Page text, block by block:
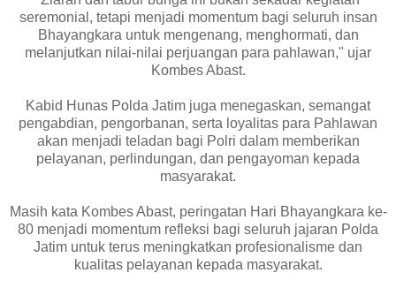
seremonial, tetapi menjadi momentum bagi seluruh insan
Bhayangkara untuk mengenang, menghormati, dan
melanjutkan nilai-nilai perjuangan para pahlawan," ujar
Kombes Abast.
Kabid Hunas Polda Jatim juga menegaskan, semangat
pengabdian, pengorbanan, serta loyalitas para Pahlawan
akan menjadi teladan bagi Polri dalam memberikan
pelayanan, perlindungan, dan pengayoman kepada
masyarakat.
Masih kata Kombes Abast, peringatan Hari Bhayangkara ke-
80 menjadi momentum refleksi bagi seluruh jajaran Polda
Jatim untuk terus meningkatkan profesionalisme dan
kualitas pelayanan kepada masyarakat.